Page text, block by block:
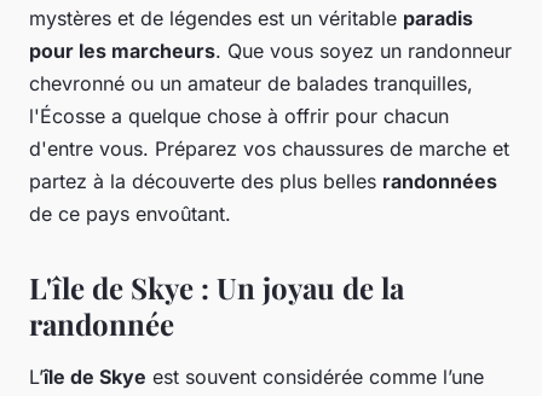
mystères et de légendes est un véritable paradis
pour les marcheurs. Que vous soyez un randonneur
chevronné ou un amateur de balades tranquilles,
l'Écosse a quelque chose à offrir pour chacun
d'entre vous. Préparez vos chaussures de marche et
partez à la découverte des plus belles randonnées
de ce pays envoûtant.
L'île de Skye : Un joyau de la
randonnée
L’île de Skye est souvent considérée comme l’une